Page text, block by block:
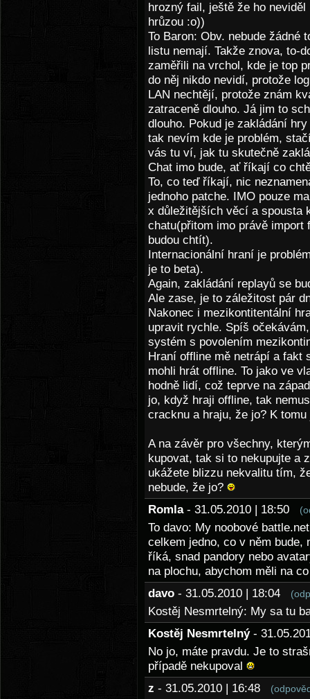
hrozný fail, ještě že ho
hrůzou :o))
To Baron: Obv. nebude žádné
listu nemají. Takže znova, to-
zaměřili na vrchol, kde je top
do něj nikdo nevidí, protože
LAN nechtějí, protože znám
zatraceně dlouho. Já jim to
dlouho. Pokud je zakládání
tak nevím kde je problém,
vás tu ví, jak tu skutečně
Chat imo bude, ať říkají co
To, co teď říkají, nic
jednoho patche. IMO pouze
x důležitějších věcí a spousta
chatu(přitom imo právě
budou chtít).
Internacionální hraní je
je to beta).
Again, zakládání replayů se
Ale zase, je to záležitost pár
Nakonec i mezikontitentální
upravit rychle. Spíš
systém s povolením
Hraní offline mě netrápí a fakt
mohli hrát offline. To jako ve
hodně lidí, což teprve na
jo, když hraji offline, tak
cracknu a hraju, že jo? K
A na závěr pro všechny,
kupovat, tak si to nekupujte a
ukážete blizzu nekvalitu tím,
nebude, že jo?
Romla - 31.05.2010 | 18:50
To davo: My noobové
celkem jedno, co v něm
říká, snad pandory nebo
na plochu, abychom měli na
davo - 31.05.2010 | 18:04
Kostěj Nesmrtelný: My sa tu
Kostěj Nesmrtelný -
No jo, máte pravdu. Je to
případě nekupoval
z - 31.05.2010 | 16:48